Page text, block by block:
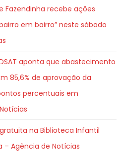
Fazendinha recebe ações
em bairro” neste sábado
aponta que abastecimento
85,6% de aprovação da
percentuais em
na Biblioteca Infantil
Agência de Notícias